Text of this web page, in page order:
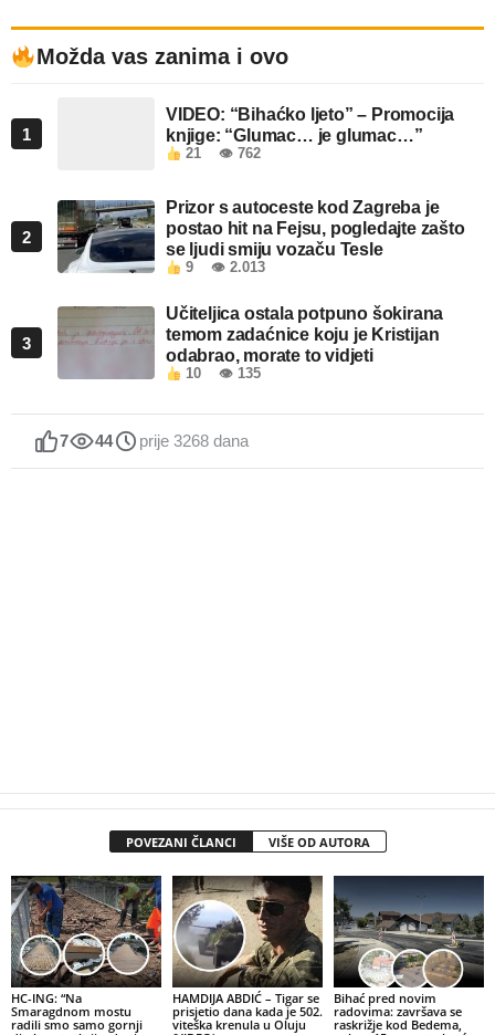
Možda vas zanima i ovo
1
VIDEO: “Bihaćko ljeto” – Promocija
knjige: “Glumac… je glumac…”
21 👁 762
2
Prizor s autoceste kod Zagreba je
postao hit na Fejsu, pogledajte zašto
se ljudi smiju vozaču Tesle
9 👁 2.013
3
Učiteljica ostala potpuno šokirana
temom zadaćnice koju je Kristijan
odabrao, morate to vidjeti
10 👁 135
7 44 prije 3268 dana
POVEZANI ČLANCI VIŠE OD AUTORA
HC-ING: “Na
Smaragdnom mostu
radili smo samo gornji
HAMDIJA ABDIĆ – Tigar se
prisjetio dana kada je 502.
viteška krenula u Oluju
Bihać pred novim
radovima: završava se
raskrižje kod Bedema,